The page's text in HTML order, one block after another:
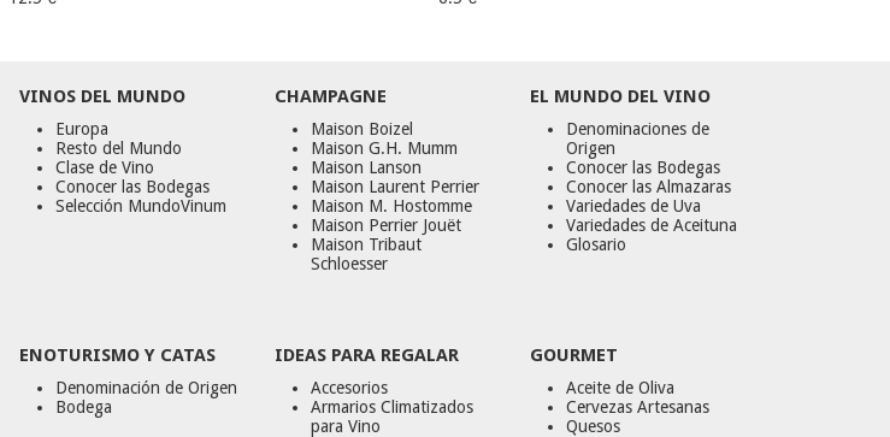
VINOS DEL MUNDO
Europa
Resto del Mundo
Clase de Vino
Conocer las Bodegas
Selección MundoVinum
CHAMPAGNE
Maison Boizel
Maison G.H. Mumm
Maison Lanson
Maison Laurent Perrier
Maison M. Hostomme
Maison Perrier Jouët
Maison Tribaut
Schloesser
EL MUNDO DEL VINO
Denominaciones de
Origen
Conocer las Bodegas
Conocer las Almazaras
Variedades de Uva
Variedades de Aceituna
Glosario
ENOTURISMO Y CATAS
Denominación de Origen
Bodega
IDEAS PARA REGALAR
Accesorios
Armarios Climatizados
para Vino
GOURMET
Aceite de Oliva
Cervezas Artesanas
Quesos